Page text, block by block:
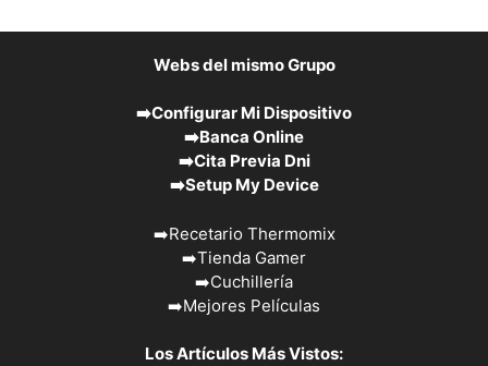
Webs del mismo Grupo
➡️Configurar Mi Dispositivo
➡️Banca Online
➡️Cita Previa Dni
➡️Setup My Device
➡️Recetario Thermomix
➡️Tienda Gamer
➡️Cuchillería
➡️Mejores Películas
Los Artículos Más Vistos: